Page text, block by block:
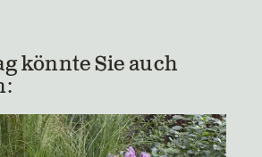
könnte Sie auch